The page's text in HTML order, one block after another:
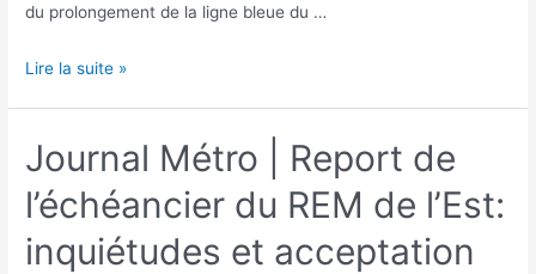
du prolongement de la ligne bleue du …
Lire la suite »
Journal Métro | Report de
l’échéancier du REM de l’Est:
inquiétudes et acceptation